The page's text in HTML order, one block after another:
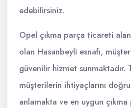
edebilirsiniz.
Opel çıkma parça ticareti
olan Hasanbeyli esnafı,
güvenilir hizmet sunmaktadır.
müşterilerin ihtiyaçlarını
anlamakta ve en uygun